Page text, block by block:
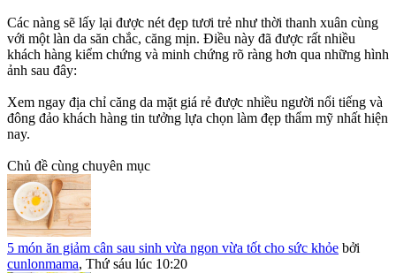
Các nàng sẽ lấy lại được nét đẹp tươi trẻ như thời thanh xuân cùng
với một làn da săn chắc, căng mịn. Điều này đã được rất nhiều
khách hàng kiểm chứng và minh chứng rõ ràng hơn qua những hình
ảnh sau đây:
Xem ngay địa chỉ căng da mặt giá rẻ được nhiều người nổi tiếng và
đông đảo khách hàng tin tưởng lựa chọn làm đẹp thẩm mỹ nhất hiện
nay.
Chủ đề cùng chuyên mục
5 món ăn giảm cân sau sinh vừa ngon vừa tốt cho sức khỏe bởi
cunlonmama, Thứ sáu lúc 10:20